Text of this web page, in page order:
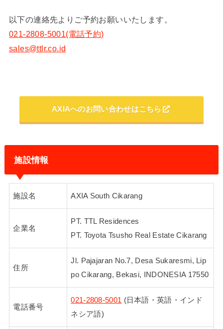
以下の連絡先よりご予約お願いいたします。
021-2808-5001(電話予約)
sales@ttlr.co.id
AXIAへのお問い合わせはこちら
施設情報
施設名 AXIA South Cikarang
企業名
PT. TTL Residences
PT. Toyota Tsusho Real Estate Cikarang
住所
Jl. Pajajaran No.7, Desa Sukaresmi, Lip
po Cikarang, Bekasi, INDONESIA 17550
電話番号
021-2808-5001 (日本語・英語・インド
ネシア語)